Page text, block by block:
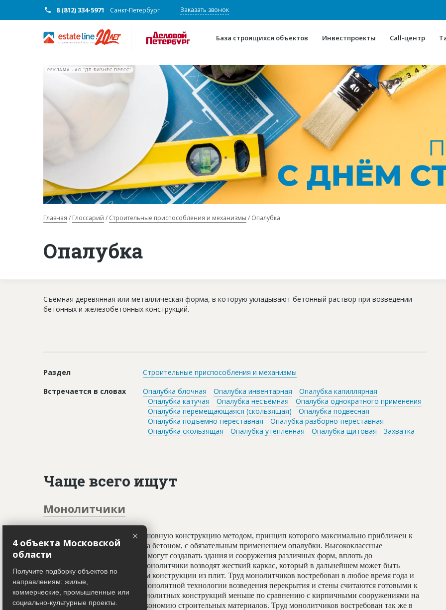
8 (812) 334-5971 Санкт-Петербург Заказать звонок
База строящихся объектов Инвестпроекты Call-центр
О проекте
Конкурентные
Горячие
Глоссарий
РЕКЛАМА • АО "ДП БИЗНЕС ПРЕСС"
Главная Глоссарий Строительные приспособления и механизмы Опалубка
Опалубка
Съемная деревянная или металлическая форма, в которую укладывают бетонный раствор при возведении
бетонных и железобетонных конструкций.
Раздел
Строительные приспособления и механизмы
Встречается в словах
Опалубка блочная Опалубка инвентарная
Опалубка капиллярная
Опалубка катучая
Опалубка несъёмная
Опалубка однократного применения
Опалубка перемещающаяся (скользящая)
Опалубка подвесная
Опалубка подъёмно-переставная
Опалубка разборно-переставная
Опалубка скользящая
Опалубка утеплённая Опалубка щитовая Захватка
Чаще всего ищут
Монолитчики
Специалисты, создающие бесшовную конструкцию методом, принцип которого максимально приближен к
принципу заливки фундамента бетоном, с обязательным применением опалубки. Высококлассные
профессионалы-монолитчики могут создавать здания и сооружения различных форм, вплоть до
криволинейных элементов. Монолитчики возводят жесткий каркас, который в дальнейшем может быть
использован гораздо шире, чем конструкции из плит. Труд монолитчиков востребован в любое время года и
считается всесезонным. При монолитной технологии возведения перекрытия и стены считаются готовыми к
отделочным работам, а вес монолитных конструкций меньше по сравнению с кирпичными сооружениями на
20%, что даёт значительную экономию строительных материалов. Труд монолитчиков востребован так же в
×
4 объекта Московской
области
Получите подборку объектов по
направлениям: жилые,
коммерческие, промышленные или
социально-культурные проекты.